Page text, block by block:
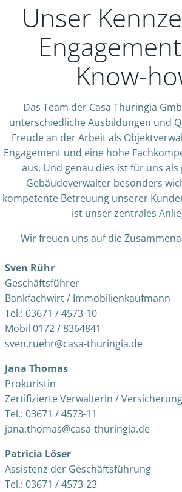
Unser
Know-
Das Team der Casa Thuringia
unterschiedliche Ausbildungen und
Freude an der Arbeit als
Engagement und eine hohe
aus. Und genau dies ist für uns
Gebäudeverwalter besonders
kompetente Betreuung unserer
ist unser zentrales
Wir freuen uns auf die
Sven Rühr
Geschäftsführer
Bankfachwirt / Immobilienkaufmann
Tel.: 03671 / 4573-10
Mobil 0172 / 8364841
sven.ruehr@casa-thuringia.de
Jana Thomas
Prokuristin
Zertifizierte Verwalterin /
Tel.: 03671 / 4573-11
jana.thomas@casa-thuringia.de
Patricia Löser
Assistenz der Geschäftsführung
Tel.: 03671 / 4573-23